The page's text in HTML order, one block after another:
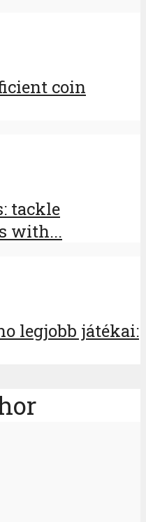
coin
tackle
with...
legjobb játékai: